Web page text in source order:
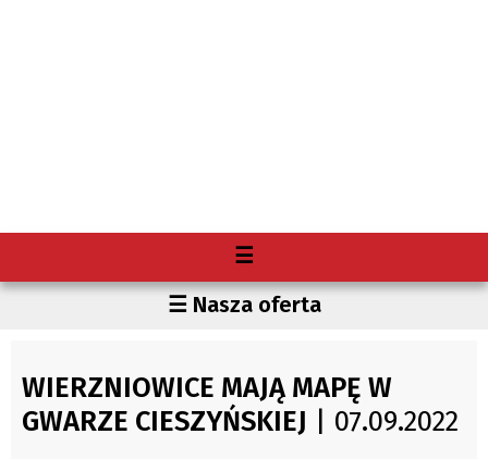
☰
O nas
Archiwum
Autorzy
☰ Nasza oferta
Świat
Kongres Polaków
WIERZNIOWICE MAJĄ MAPĘ W
GWARZE CIESZYŃSKIEJ | 07.09.2022